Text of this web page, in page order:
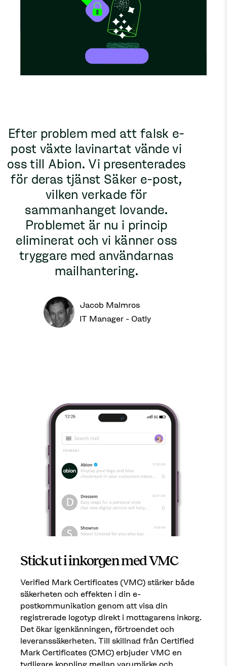
Efter problem med att falsk e-
post växte lavinartat vände vi
oss till Abion. Vi presenterades
för deras tjänst Säker e-post,
vilken verkade för
sammanhanget lovande.
Problemet är nu i princip
eliminerat och vi känner oss
tryggare med användarnas
mailhantering.
Jacob Malmros
IT Manager - Oatly
Stick ut i inkorgen med VMC
Verified Mark Certificates (VMC) stärker både
säkerheten och effekten i din e-
postkommunikation genom att visa din
registrerade logotyp direkt i mottagarens inkorg.
Det ökar igenkänningen, förtroendet och
leveranssäkerheten. Till skillnad från Certified
Mark Certificates (CMC) erbjuder VMC en